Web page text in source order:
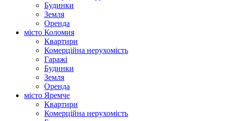
Будинки
Земля
Оренда
місто Коломия
Квартири
Комерційна нерухомість
Гаражі
Будинки
Земля
Оренда
місто Яремче
Квартири
Комерційна нерухомість